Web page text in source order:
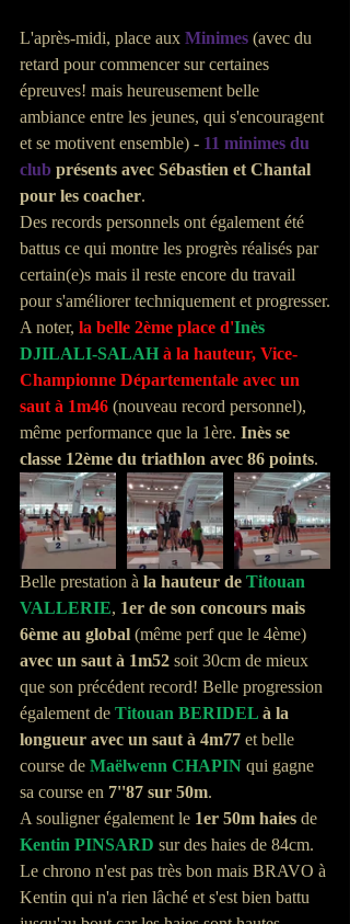
L'après-midi, place aux Minimes (avec du
retard pour commencer sur certaines
épreuves! mais heureusement belle
ambiance entre les jeunes, qui s'encouragent
et se motivent ensemble) - 11 minimes du
club présents avec Sébastien et Chantal
pour les coacher.
Des records personnels ont également été
battus ce qui montre les progrès réalisés par
certain(e)s mais il reste encore du travail
pour s'améliorer techniquement et progresser.
A noter, la belle 2ème place d'Inès
DJILALI-SALAH à la hauteur, Vice-
Championne Départementale avec un
saut à 1m46 (nouveau record personnel),
même performance que la 1ère. Inès se
classe 12ème du triathlon avec 86 points.
Belle prestation à la hauteur de Titouan
VALLERIE, 1er de son concours mais
6ème au global (même perf que le 4ème)
avec un saut à 1m52 soit 30cm de mieux
que son précédent record! Belle progression
également de Titouan BERIDEL à la
longueur avec un saut à 4m77 et belle
course de Maëlwenn CHAPIN qui gagne
sa course en 7''87 sur 50m.
A souligner également le 1er 50m haies de
Kentin PINSARD sur des haies de 84cm.
Le chrono n'est pas très bon mais BRAVO à
Kentin qui n'a rien lâché et s'est bien battu